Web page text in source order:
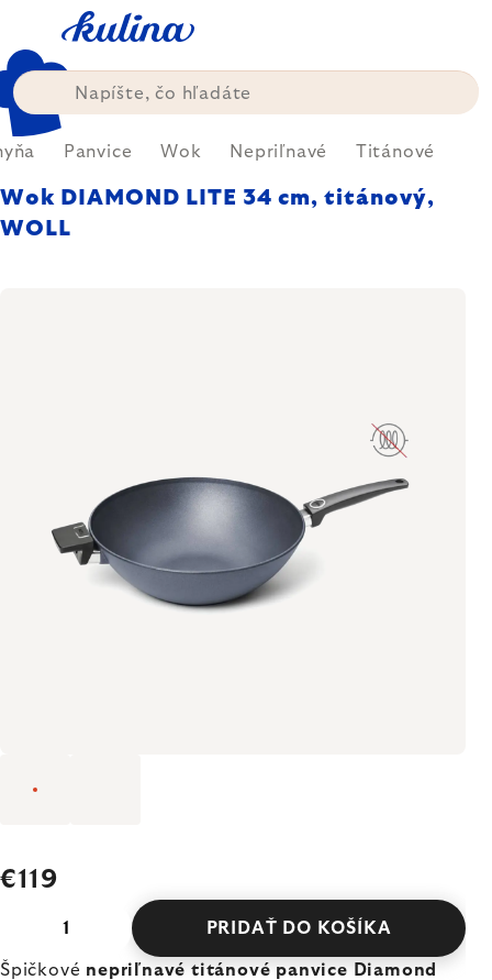
obsah
Panvice Wok Nepriľnavé Titánové
Wok DIAMOND LITE 34 cm, titánový,
WOLL
€119
PRIDAŤ DO KOŠÍKA
Špičkové nepriľnavé titánové panvice Diamond